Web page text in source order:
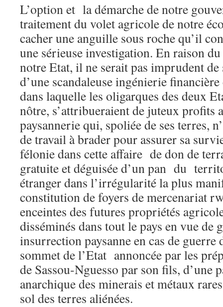
L’option et la démarche de notre
traitement du volet agricole de notre
cacher une anguille sous roche qu’il
une sérieuse investigation. En raison
notre Etat, il ne serait pas imprudent de
d’une scandaleuse ingénierie
dans laquelle les oligarques des deux
nôtre, s’attribueraient de juteux profits
paysannerie qui, spoliée de ses terres,
de travail à brader pour assurer sa
félonie dans cette affaire de don de
gratuite et déguisée d’un pan du
étranger dans l’irrégularité la plus
constitution de foyers de mercenariat
enceintes des futures propriétés
disséminés dans tout le pays en vue de
insurrection paysanne en cas de guerre
sommet de l’Etat annoncée par les
de Sassou-Nguesso par son fils, d’une
anarchique des minerais et métaux
sol des terres aliénées.